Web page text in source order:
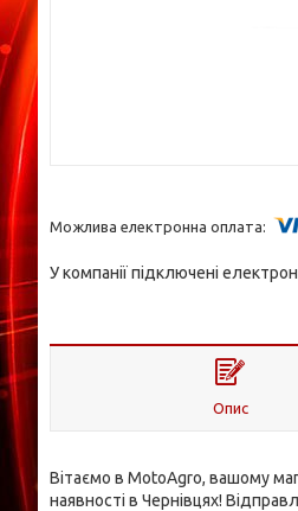
У компанії підключені
Опис
Вітаємо в MotoAgro, вашому
наявності в Чернівцях!